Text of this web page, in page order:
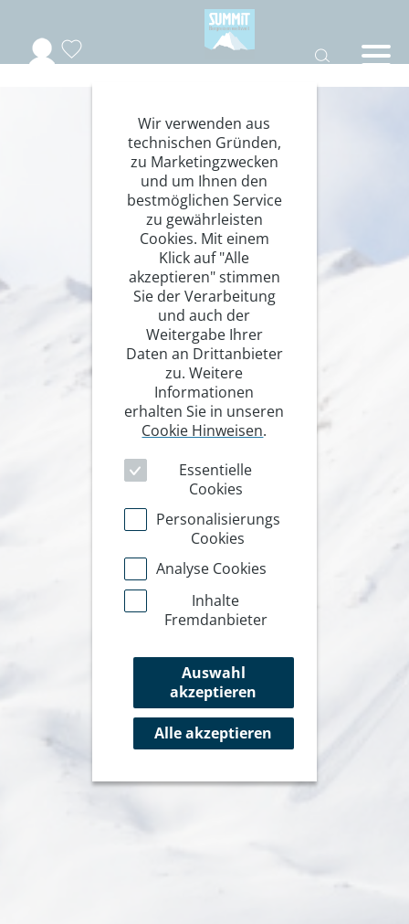
Wir verwenden aus
technischen Gründen,
zu Marketingzwecken
und um Ihnen den
bestmöglichen Service
zu gewährleisten
Cookies. Mit einem
Klick auf "Alle
akzeptieren" stimmen
Sie der Verarbeitung
und auch der
Weitergabe Ihrer
Daten an Drittanbieter
zu. Weitere
Informationen
erhalten Sie in unseren
Cookie Hinweisen.
Essentielle
Cookies
Personalisierungs
Cookies
Analyse Cookies
Inhalte
Fremdanbieter
Auswahl
akzeptieren
Alle akzeptieren